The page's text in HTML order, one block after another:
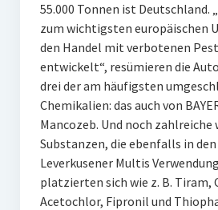
55.000 Tonnen ist Deutschland.
zum wichtigsten europäischen
den Handel mit verbotenen
entwickelt“, resümieren die
drei der am häufigsten
Chemikalien: das auch von
Mancozeb. Und noch zahlreiche
Substanzen, die ebenfalls in
Leverkusener Multis
platzierten sich wie z. B. Tiram,
Acetochlor, Fipronil und